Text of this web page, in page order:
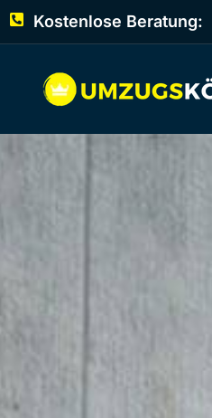
Kostenlose Beratung: